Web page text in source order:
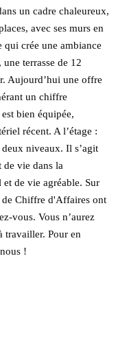
un cadre chaleureux,
avec ses murs en
qui crée une ambiance
terrasse de 12
Aujourd’hui une offre
un chiffre
bien équipée,
récent. A l’étage :
niveaux. Il s’agit
vie dans la
de vie agréable. Sur
Chiffre d'Affaires ont
vous. Vous n’aurez
travailler. Pour en
!